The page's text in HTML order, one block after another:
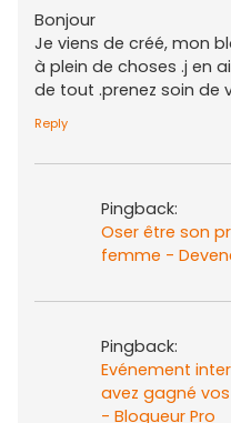
Bonjour
Je viens de créé, mon
à plein de choses .j en
de tout .prenez soin de
Reply
Pingback:
Oser être son
femme -
Pingback:
Evénement
avez gagné
- Blogueur Pro